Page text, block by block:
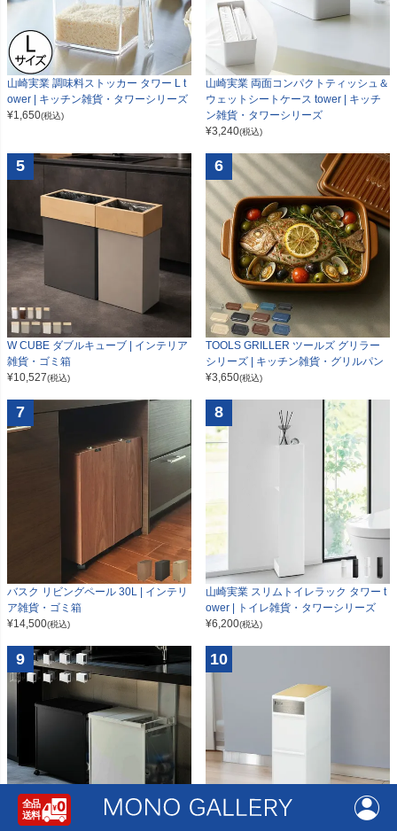
山崎実業 調味料ストッカー タワー L t
ower | キッチン雑貨・タワーシリーズ
¥1,650(税込)
山崎実業 両面コンパクトティッシュ＆
ウェットシートケース tower | キッチ
ン雑貨・タワーシリーズ
¥3,240(税込)
5
W CUBE ダブルキューブ | インテリア
雑貨・ゴミ箱
¥10,527(税込)
6
TOOLS GRILLER ツールズ グリラー
シリーズ | キッチン雑貨・グリルパン
¥3,650(税込)
7
バスク リビングペール 30L | インテリ
ア雑貨・ゴミ箱
¥14,500(税込)
8
山崎実業 スリムトイレラック タワー t
ower | トイレ雑貨・タワーシリーズ
¥6,200(税込)
9 10